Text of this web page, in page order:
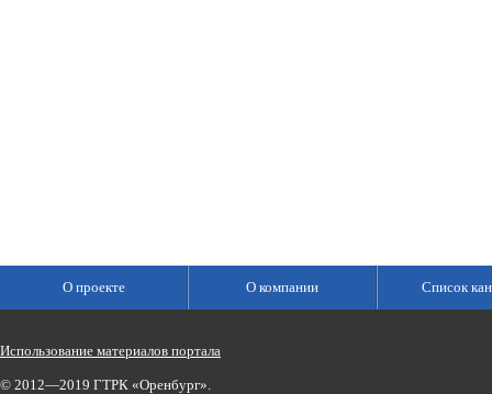
О проекте О компании Список
Использование материалов портала
© 2012—2019 ГТРК «Оренбург».